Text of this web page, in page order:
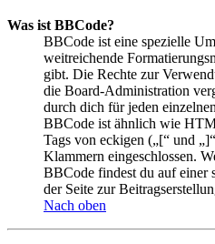
Was ist BBCode?
BBCode ist eine spezielle
weitreichende
gibt. Die Rechte zur
die Board-Administration
durch dich für jeden
BBCode ist ähnlich wie
Tags von eckigen („[“ und
Klammern eingeschlossen.
BBCode findest du auf einer
der Seite zur
Nach oben